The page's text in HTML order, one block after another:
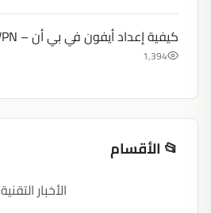
كيفية إعداد أيفون في بي أن – VPN
1,394
📂 الأقسام
الأخبار التقنية